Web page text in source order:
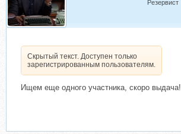
Резервист
Скрытый текст. Доступен только
зарегистрированным пользователям.
Ищем еще одного участника, скоро выдача!